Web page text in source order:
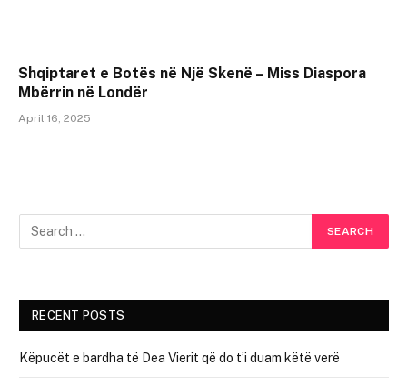
Shqiptaret e Botës në Një Skenë – Miss Diaspora
Mbërrin në Londër
April 16, 2025
RECENT POSTS
Këpucët e bardha të Dea Vierit që do t’i duam këtë verë